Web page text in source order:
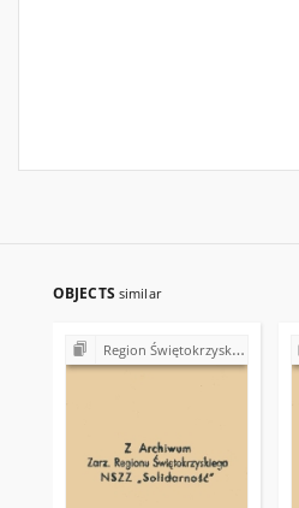
OBJECTS similar
Region Świętokrzyski NSZZ "Solidarność". Delegatura Starachowice